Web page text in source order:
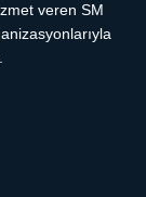
veren SM